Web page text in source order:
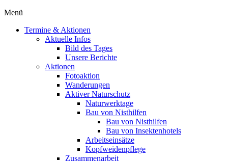
Menü
Termine & Aktionen
Aktuelle Infos
Bild des Tages
Unsere Berichte
Aktionen
Fotoaktion
Wanderungen
Aktiver Naturschutz
Naturwerktage
Bau von Nisthilfen
Bau von Nisthilfen
Bau von Insektenhotels
Arbeitseinsätze
Kopfweidenpflege
Zusammenarbeit